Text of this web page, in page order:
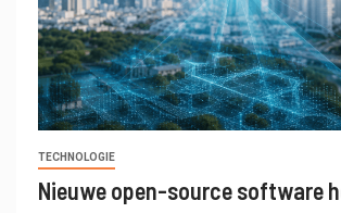
TECHNOLOGIE
Nieuwe open-source software